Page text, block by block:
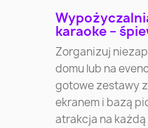
karaoke –
Zorganizuj
domu lub na
gotowe zestawy
ekranem i bazą
atrakcja na